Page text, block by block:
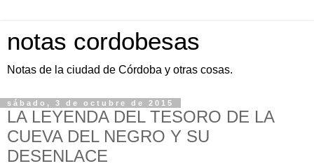
notas cordobesas
Notas de la ciudad de Córdoba y otras cosas.
sábado, 3 de octubre de 2015
LA LEYENDA DEL TESORO DE LA
CUEVA DEL NEGRO Y SU
DESENLACE